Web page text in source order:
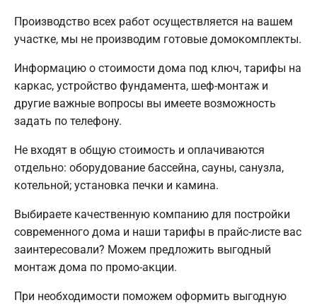
Производство всех работ осуществляется на вашем
участке, мы не производим готовые домокомплекты.
Информацию о стоимости дома под ключ, тарифы на
каркас, устройство фундамента, шеф-монтаж и
другие важные вопросы вы имеете возможность
задать по телефону.
Не входят в общую стоимость и оплачиваются
отдельно: оборудование бассейна, сауны, санузла,
котельной; установка печки и камина.
Выбираете качественную компанию для постройки
современного дома и наши тарифы в прайс-листе вас
заинтересовали? Можем предложить выгодный
монтаж дома по промо-акции.
При необходимости поможем оформить выгодную